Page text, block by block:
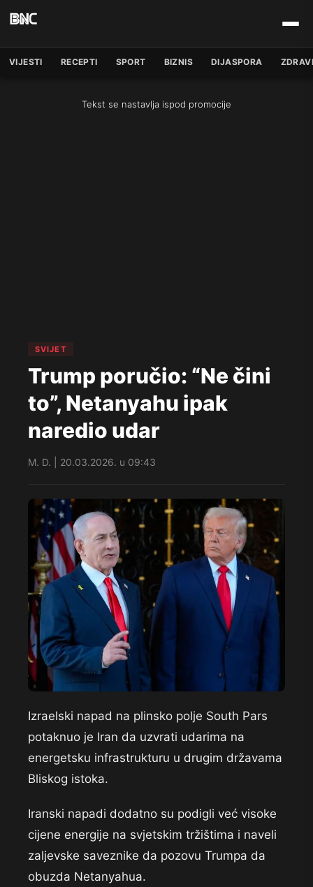
VIJESTI RECEPTI SPORT BIZNIS DIJASPORA
Tekst se nastavlja ispod promocije
SVIJET
Trump poručio: “Ne čini
to”, Netanyahu ipak
naredio udar
M. D. | 20.03.2026. u 09:43
Izraelski napad na plinsko polje South Pars
potaknuo je Iran da uzvrati udarima na
energetsku infrastrukturu u drugim državama
Bliskog istoka.
Iranski napadi dodatno su podigli već visoke
cijene energije na svjetskim tržištima i naveli
zaljevske saveznike da pozovu Trumpa da
obuzda Netanyahua.